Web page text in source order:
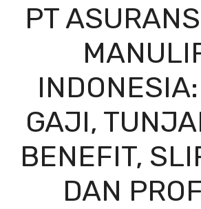
PT
GAJI,
BENEFIT,
DAN